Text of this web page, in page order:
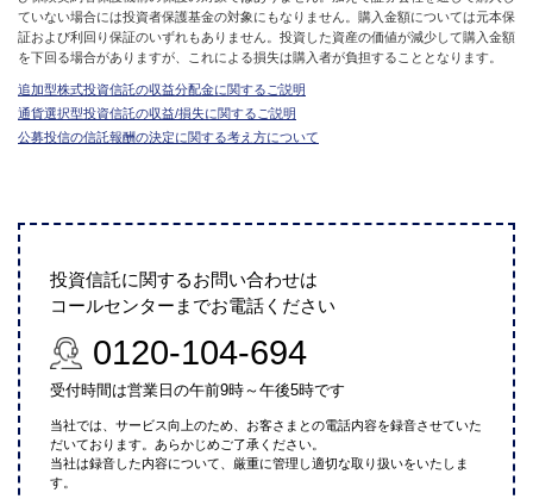
ていない場合には投資者保護基金の対象にもなりません。購入金額については元本保
証および利回り保証のいずれもありません。投資した資産の価値が減少して購入金額
を下回る場合がありますが、これによる損失は購入者が負担することとなります。
追加型株式投資信託の収益分配金に関するご説明
通貨選択型投資信託の収益/損失に関するご説明
公募投信の信託報酬の決定に関する考え方について
投資信託に関するお問い合わせは
コールセンターまでお電話ください
0120-104-694
受付時間は営業日の午前9時～午後5時です
当社では、サービス向上のため、お客さまとの電話内容を録音させていた
だいております。あらかじめご了承ください。
当社は録音した内容について、厳重に管理し適切な取り扱いをいたしま
す。